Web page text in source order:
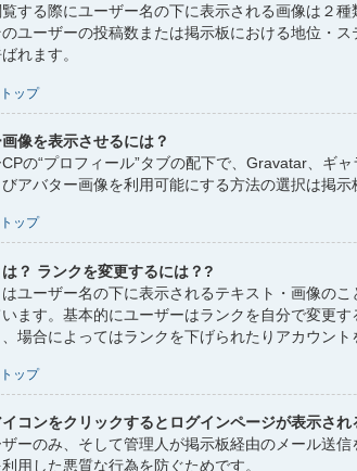
する際にユーザー名の下に表示される画像は２
のユーザーの投稿数または掲示板における地位・
れます。
ップ
像を表示させるには？
の“プロフィール”タブの配下で、Gravatar、ギ
アバター画像を利用可能にする方法の選択は掲
ップ
？ ランクを変更するには？?
ユーザー名の下に表示されるテキスト・画像の
ます。基本的にユーザーはランクを自分で変更
場合によってはランクを下げられたりアカウント
ップ
イコンをクリックするとログインページが表示され
ーのみ、そして管理人が掲示板経由のメール送
利用した悪質な行為を防ぐためです。